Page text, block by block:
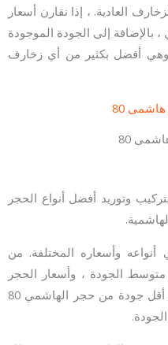
العادية. ، إذا نقارن أسعار
إلى الجودة الموجودة
وهي أفضل بكثير من أي زخارف
80
وتوريد أفضل أنواع الحجر
وأسعاره المختلفة. من
أسعار الحجر الهاشمي الطبيعي 80 متوسط ​​الجودة ، وأسعار الحجر
الهاشمي في المصنع بتركيب وتوريد أقل جودة من حجر الهاشمي 80